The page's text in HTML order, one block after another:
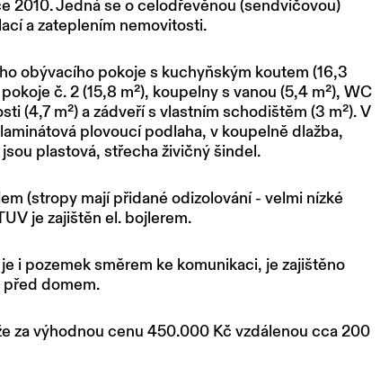
2010. Jedná se o celodřevěnou (sendvičovou)
a zateplením nemovitosti.
obývacího pokoje s kuchyňským koutem (16,3
pokoje č. 2 (15,8 m²), koupelny s vanou (5,4 m²), WC
(4,7 m²) a zádveří s vlastním schodištěm (3 m²). V
plovoucí podlaha, v koupelně dlažba,
plastová, střecha živičný šindel.
(stropy mají přidané odizolování - velmi nízké
je zajištěn el. bojlerem.
i pozemek směrem ke komunikaci, je zajištěno
domem.
za výhodnou cenu 450.000 Kč vzdálenou cca 200